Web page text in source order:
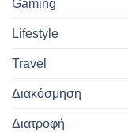
Gaming
Lifestyle
Travel
Διακόσμηση
Διατροφή